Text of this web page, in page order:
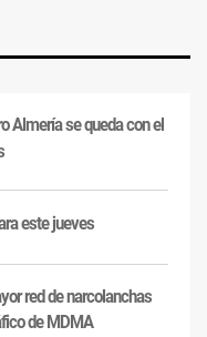
Almería se queda con el
este jueves
red de narcolanchas
de MDMA